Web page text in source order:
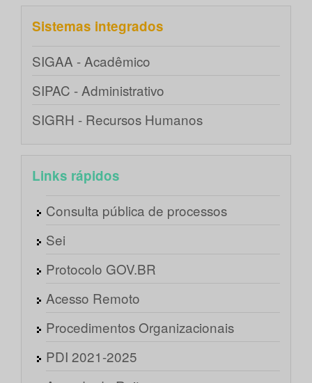
Sistemas integrados
SIGAA - Acadêmico
SIPAC - Administrativo
SIGRH - Recursos Humanos
Links rápidos
Consulta pública de processos
Sei
Protocolo GOV.BR
Acesso Remoto
Procedimentos Organizacionais
PDI 2021-2025